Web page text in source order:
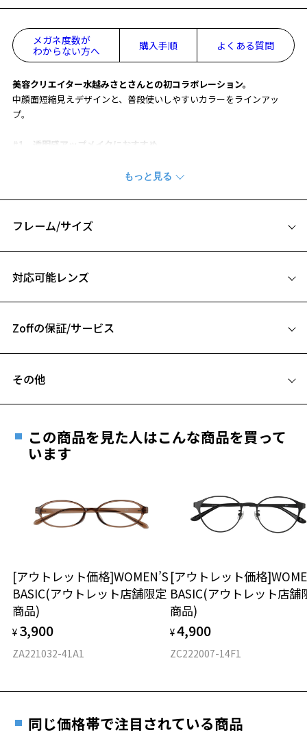
お気に入り
メガネ度数が
わからない方へ
購入手順 よくある質問
美容クリエイター水越みさとさんとの初コラボレーション。
中顔面短縮見えデザインと、普段使いしやすいカラーをラインアッ
プ。
#1 透明感アップメイクにおすすめ
赤みピンクのチークとハイライトを使ったツヤ肌メイクと組み合わせ
※柄や色味の出方に個体差があり、画像と異なる場合がございます。
Zoff｜Misato Mizukoshi 特設ページをみる
フレーム/サイズ
B ブリッジ(鼻部分)の横幅：21mm
仕上がり寸法
D 仕上がりの横幅：約143mm
E 仕上がりの縦幅：約49mm
17.4g
対応可能レンズ
フレームとレンズの合計料金を知りたい方へ
Zoffの保証/サービス
安心1 フレーム１年間品質保証
きます。
※保証期間内に交換が行われた場合、保証期間は初期の期間から
安心2 視力測定無料
視力の変化を早めに発見するために、定期的な視
力測定をおすすめいたします。
安心3 かかり具合調整無料
す。
その他
ご希望のお客さまは、「レンズ交換券」をお選びのうえ、
最寄りのZoff実店舗にてレンズをお買い求めください。
※サングラスやパッケージ品では「レンズ交換券」はお選び
談ください。
オンラインストアでフレームのみ購入して、
実店舗で度付きにできます
ご購入時に「レンズ交換券」をお選びいただくと、実店舗で
度数を測定のうえ、度付きレンズ（標準セットレンズ）へ無
料交換いただけます。
実店舗で度数を測定いただけます
お近くのZoff実店舗にて度数を測定いただけます（無料）。
その際は記入用紙をダウンロードしてお使いください。
この商品を見た人はこんな商品を買って
います
[アウトレット価格]WOMEN’S
BASIC(アウトレット店舗限定
商品)
¥ 3,900
ZA221032-41A1
[アウトレット価格
BASIC(アウトレット店舗
商品)
¥4,900
ZC222007-14F1
同じ価格帯で注目されている商品